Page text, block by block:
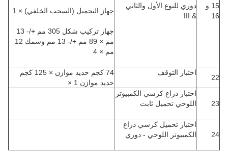
15 و
16
دوري للنوع الأول والثاني
& III
جهاز التحميل (السحب الخلفي) × 1
جهاز تركيب شكل 305 مم +/- 13
مم × 89 مم +/- 13 مم وسمك 12
مم × 4
22
اختبار التوقف
74 كجم حديد موازن × 125 كجم
حديد موازن 1 ×
23
اختبار ذراع كرسي الكمبيوتر
اللوحي تحميل ثابت
24
اختبار تحميل كرسي ذراع
الكمبيوتر اللوحي - دوري